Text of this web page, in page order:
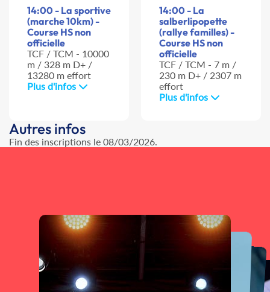
14:00 - La sportive
(marche 10km) -
Course HS non
officielle
TCF / TCM - 10000
m / 328 m D+ /
13280 m effort
Plus d'infos
14:00 - La
salberlipopette
(rallye familles) -
Course HS non
officielle
TCF / TCM - 7 m /
230 m D+ / 2307 m
effort
Plus d'infos
Autres infos
Fin des inscriptions le 08/03/2026.